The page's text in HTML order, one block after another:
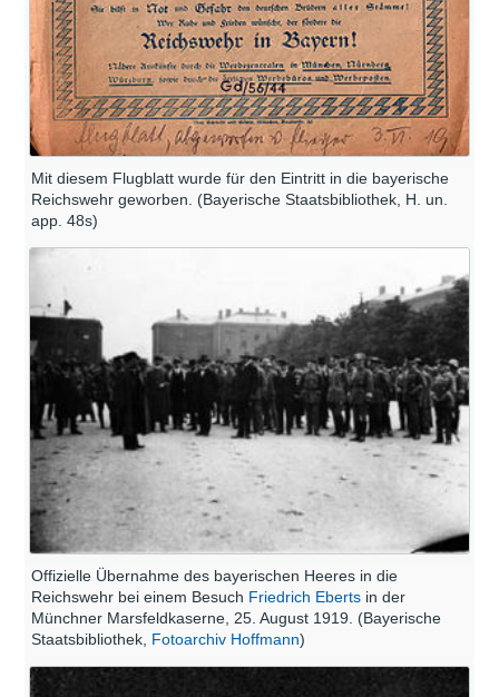
Mit diesem Flugblatt wurde für den Eintritt in die bayerische
Reichswehr geworben. (Bayerische Staatsbibliothek, H. un.
app. 48s)
Offizielle Übernahme des bayerischen Heeres in die
Reichswehr bei einem Besuch Friedrich Eberts in der
Münchner Marsfeldkaserne, 25. August 1919. (Bayerische
Staatsbibliothek, Fotoarchiv Hoffmann)